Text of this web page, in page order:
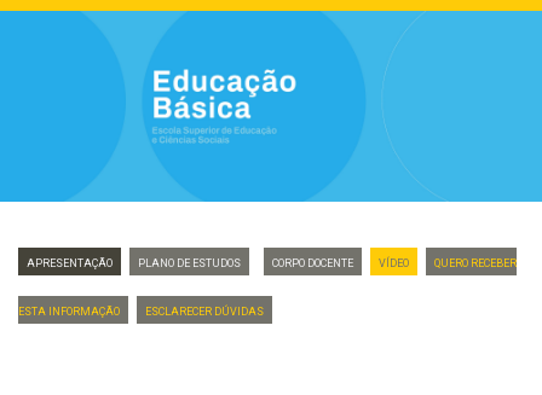
Apresentação Plano de Estudos Corpo Docente VÍDEO Quero Receber
Esta Informação Esclarecer dúvidas